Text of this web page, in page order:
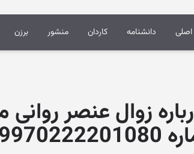
دانشنامه کاردان منشور برزن
زوال عنصر